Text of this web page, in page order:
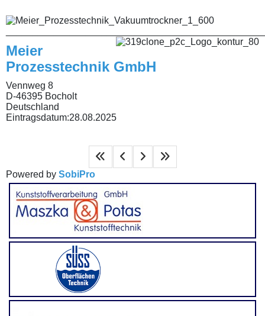
Meier
Prozesstechnik GmbH
Vennweg 8
D-46395 Bocholt
Deutschland
Eintragsdatum:28.08.2025
Powered by SobiPro